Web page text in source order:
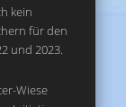
kein
für den
und 2023.
Wiese